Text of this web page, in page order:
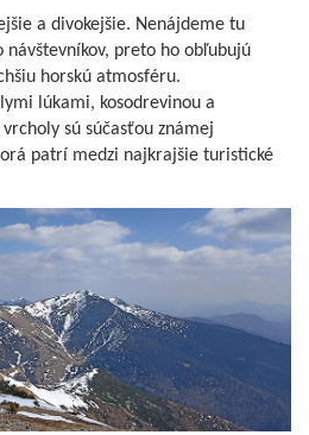
a divokejšie. Nenájdeme tu
návštevníkov, preto ho obľubujú
horskú atmosféru.
lúkami, kosodrevinou a
sú súčasťou známej
patrí medzi najkrajšie turistické